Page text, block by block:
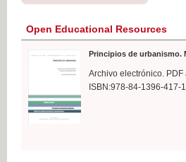
Open Educational Resources
Principios de urbanismo.
Archivo electrónico. PDF
ISBN:978-84-1396-417-1